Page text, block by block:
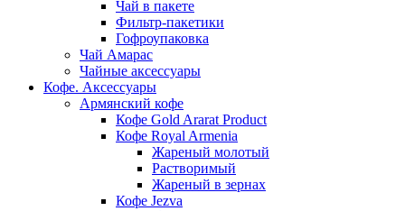
Чай в пакете
Фильтр-пакетики
Гофроупаковка
Чай Амарас
Чайные аксессуары
Кофе. Аксессуары
Армянский кофе
Кофе Gold Ararat Product
Кофе Royal Armenia
Жареный молотый
Растворимый
Жареный в зернах
Кофе Jezva